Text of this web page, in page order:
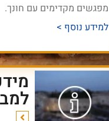
מפגשים מקדימים עם חונך.
למידע נוסף >